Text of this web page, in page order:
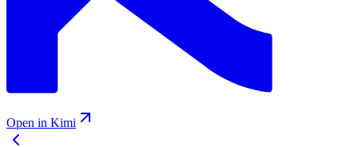
Open in Kimi